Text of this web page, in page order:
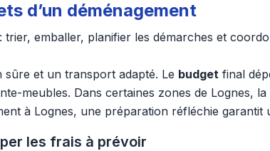
d’un déménagement
emballer, planifier les démarches et
sûre et un transport adapté. Le budget final
meubles. Dans certaines zones de Lognes, la
à Lognes, une préparation réfléchie
les frais à prévoir